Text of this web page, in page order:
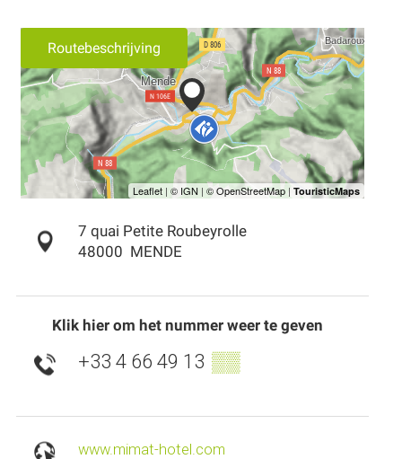
Routebeschrijving
7 quai Petite Roubeyrolle
48000 MENDE
Klik hier om het nummer weer te geven
+33 4 66 49 13 ▒▒
www.mimat-hotel.com